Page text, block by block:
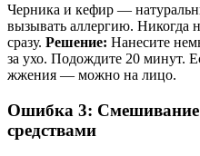
Черника и кефир —
вызывать аллергию. Никогда
сразу. Решение: Нанесите
за ухо. Подождите 20 минут.
жжения — можно на лицо.
Ошибка 3: Смешивание
средствами